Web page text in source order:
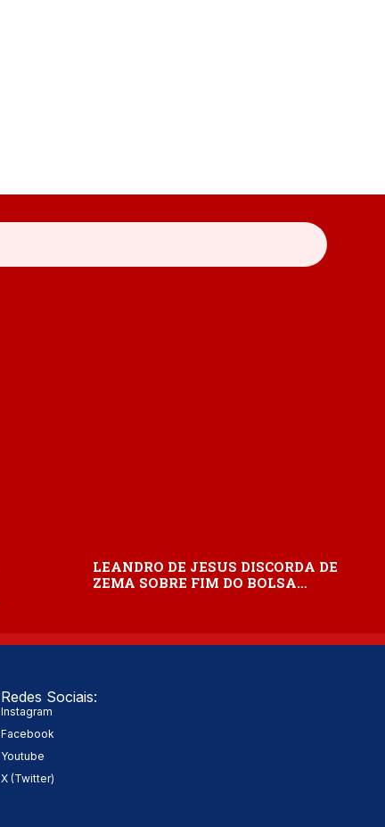
LEANDRO DE JESUS DISCORDA DE
ZEMA SOBRE FIM DO BOLSA…
Redes Sociais:
Instagram
Facebook
Youtube
X (Twitter)